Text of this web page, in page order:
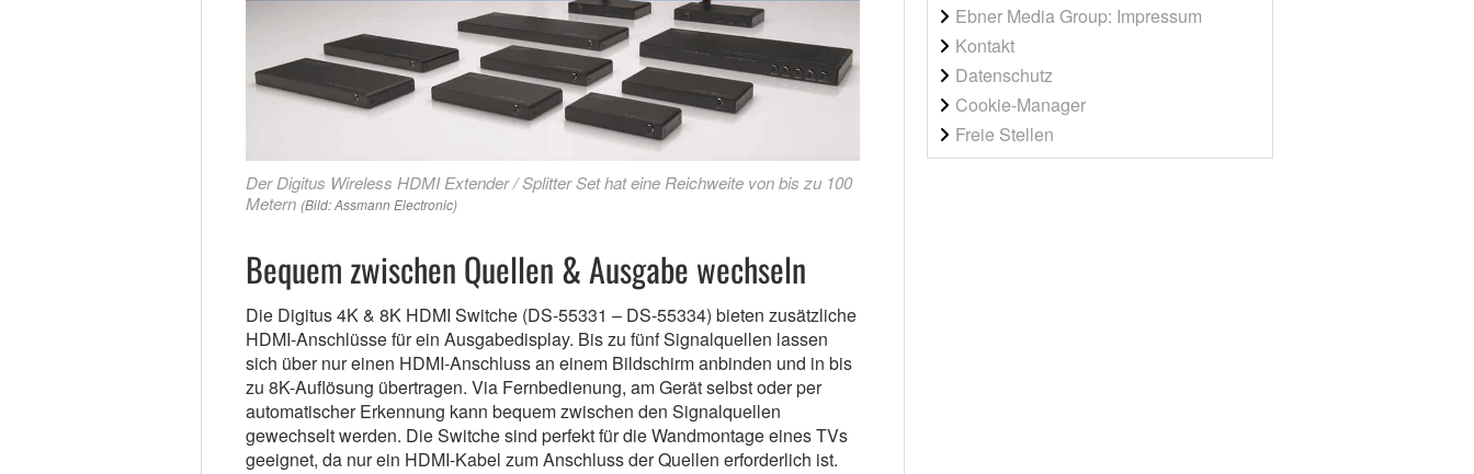
Der Digitus Wireless HDMI Extender / Splitter Set hat eine Reichweite von bis zu 100
Metern (Bild: Assmann Electronic)
Bequem zwischen Quellen & Ausgabe wechseln
Die Digitus 4K & 8K HDMI Switche (DS-55331 – DS-55334) bieten zusätzliche
HDMI-Anschlüsse für ein Ausgabedisplay. Bis zu fünf Signalquellen lassen
sich über nur einen HDMI-Anschluss an einem Bildschirm anbinden und in bis
zu 8K-Auflösung übertragen. Via Fernbedienung, am Gerät selbst oder per
automatischer Erkennung kann bequem zwischen den Signalquellen
gewechselt werden. Die Switche sind perfekt für die Wandmontage eines TVs
geeignet, da nur ein HDMI-Kabel zum Anschluss der Quellen erforderlich ist.
Ebner Media Group: Impressum
Kontakt
Datenschutz
Cookie-Manager
Freie Stellen